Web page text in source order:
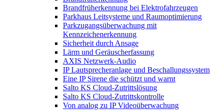
Brandfrüherkennung bei Elektrofahrzeugen
Parkhaus Leitsysteme und Raumoptimierung
Parkzugangsüberwachung mit
Kennzeichenerkennung
Sicherheit durch Ansage
Lärm und Geräuscherfassung
AXIS Netzwerk-Audio
IP Lautsprecheranlage und Beschallungssystem
Eine IP Sirene die schützt und warnt
Salto KS Cloud-Zutrittslösung
Salto KS Cloud-Zutrittskontrolle
Von analog zu IP Videoüberwachung